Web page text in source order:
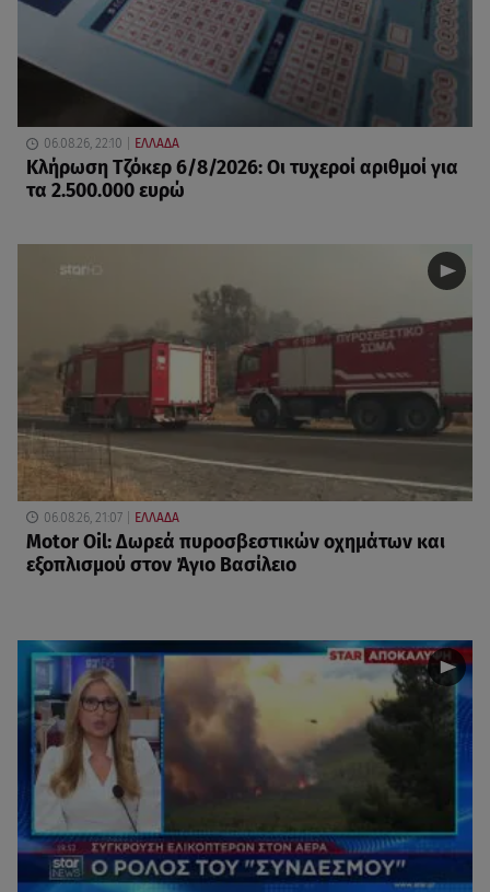
06.08.26, 22:10 ΕΛΛΑΔΑ
Κλήρωση Τζόκερ 6/8/2026: Οι τυχεροί αριθμοί για
τα 2.500.000 ευρώ
06.08.26, 21:07 ΕΛΛΑΔΑ
Motor Oil: Δωρεά πυροσβεστικών οχημάτων και
εξοπλισμού στον Άγιο Βασίλειο